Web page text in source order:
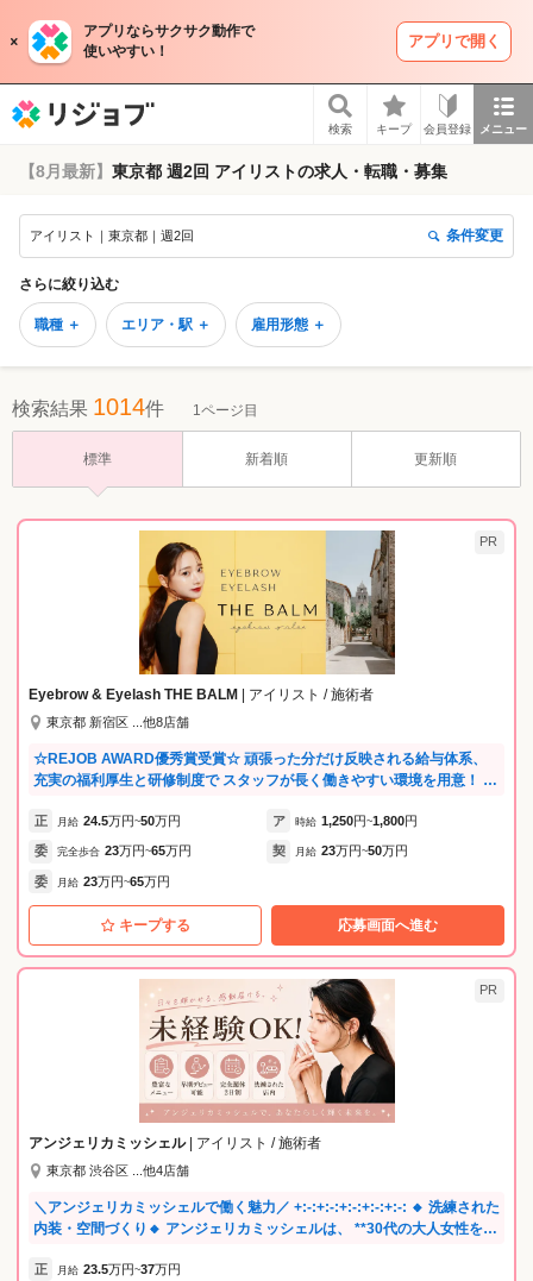
アプリならサクサク動作で
使いやすい！
アプリで開く
検索 キープ 会員登録 メニュー
【8月最新】 東京都 週2回 アイリストの求人・転職・募集
アイリスト｜東京都｜週2回 条件変更
さらに絞り込む
職種 ＋ エリア・駅 ＋ 雇用形態 ＋
検索結果 1014件 1ページ目
標準 新着順 更新順
PR
Eyebrow & Eyelash THE BALM | アイリスト / 施術者
東京都 新宿区 ...他8店舗
☆REJOB AWARD優秀賞受賞☆ 頑張った分だけ反映される給与体系、
充実の福利厚生と研修制度で スタッフが長く働きやすい環境を用意！ 2
アアップの機会も多いです♪ しっかりとお休みもとれるのでプライベー
トも充実★ メリハリをつけて働くことができます。
正 月給 24.5万円~50万円 ア 時給 1,250円~1,800円
委 完全歩合 23万円~65万円 契 月給 23万円~50万円
委 月給 23万円~65万円
キープする 応募画面へ進む
PR
アンジェリカミッシェル| アイリスト / 施術者
東京都 渋谷区 ...他4店舗
＼アンジェリカミッシェルで働く魅力／ +:-:+:-:+:-:+:-:+:-: 🔸 洗練された
内装・空間づくり🔸 アンジェリカミッシェルは、 **30代の大人女性をメ
ます✨ 内装・照明・香り・音楽など、 五感で“非日常”を感じていただけ
正 月給 23.5万円~37万円